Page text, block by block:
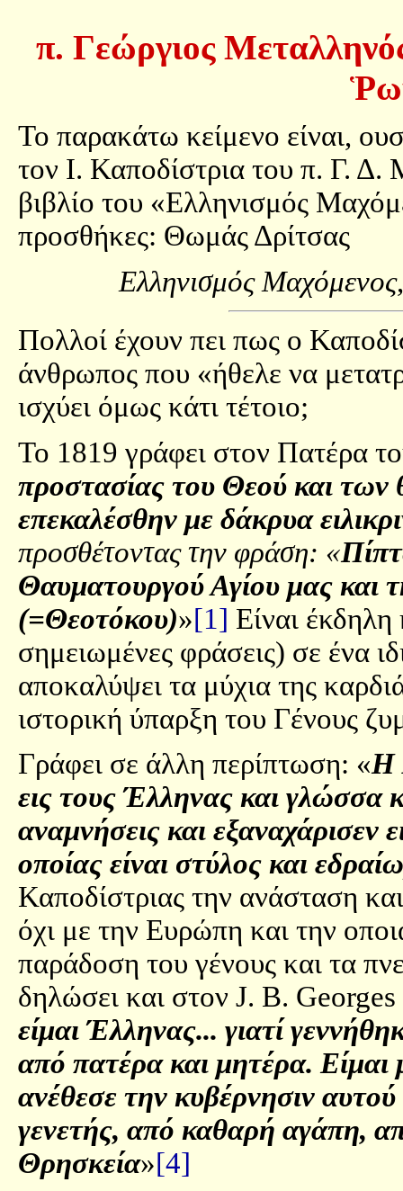
π. Γεώργιος
Το παρακάτω κείμενο είναι,
τον Ι. Καποδίστρια του π. Γ.
βιβλίο του «Ελληνισμός
προσθήκες: Θωμάς Δρίτσας
Ελληνισμός Μαχόμενος
Πολλοί έχουν πει πως ο
άνθρωπος που «ήθελε να
ισχύει όμως κάτι τέτοιο;
Το 1819 γράφει στον Πατέρα
προστασίας του Θεού και
επεκαλέσθην με δάκρυα
προσθέτοντας την φράση: «
Θαυματουργού Αγίου μας και
(=Θεοτόκου)»[1] Είναι
σημειωμένες φράσεις) σε ένα
αποκαλύψει τα μύχια της
ιστορική ύπαρξη του Γένους
Γράφει σε άλλη περίπτωση: «Η
εις τους Έλληνας και γλώσσα
αναμνήσεις και εξαναχάρισεν
οποίας είναι στύλος και
Καποδίστριας την ανάσταση
όχι με την Ευρώπη και την
παράδοση του γένους και τα
δηλώσει και στον J. B.
είμαι Έλληνας... γιατί
από πατέρα και μητέρα.
ανέθεσε την κυβέρνησιν
γενετής, από καθαρή αγάπη,
Θρησκεία»[4]